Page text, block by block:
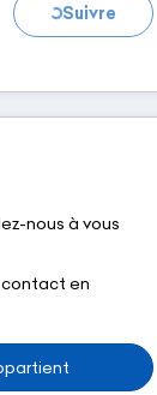
Chargement...Suivre
nous à vous
en